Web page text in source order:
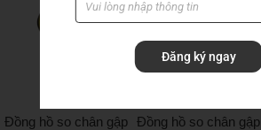
Đồng hồ so chân gập
Đồng hồ so chân gập
Đăng ký ngay